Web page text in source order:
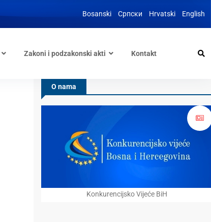
Bosanski Српски Hrvatski English
Zakoni i podzakonski akti Kontakt
O nama
Konkurencijsko Vijeće BiH